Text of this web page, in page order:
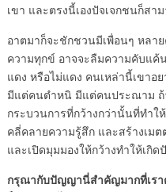
เขา และตรงนี้เองปัจเจกชนก็สา
อาตมาก็จะชักชวนมีเพื่อนๆ หลา
ความทุกข์ อาจจะลืมความคับแค้
แดง หรือไม่แดง คนเหล่านี้เขาอ
มีแต่คนตำหนิ มีแต่คนประณาม ถ้
กระบวนการที่กว้างกว่านั้นที่ทำใ
คลี่คลายความรู้สึก และสร้างเม
และเปิดมุมมองให้กว้างทำให้เกิ
กรุณากับปัญญานี่สำคัญมากที่เรา